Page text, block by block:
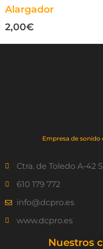
Alargador
2,00€
Empresa de
Ctra. de Toledo A-42
610 179 772
info@dcpro.es
www.dcpro.es
Nuestros